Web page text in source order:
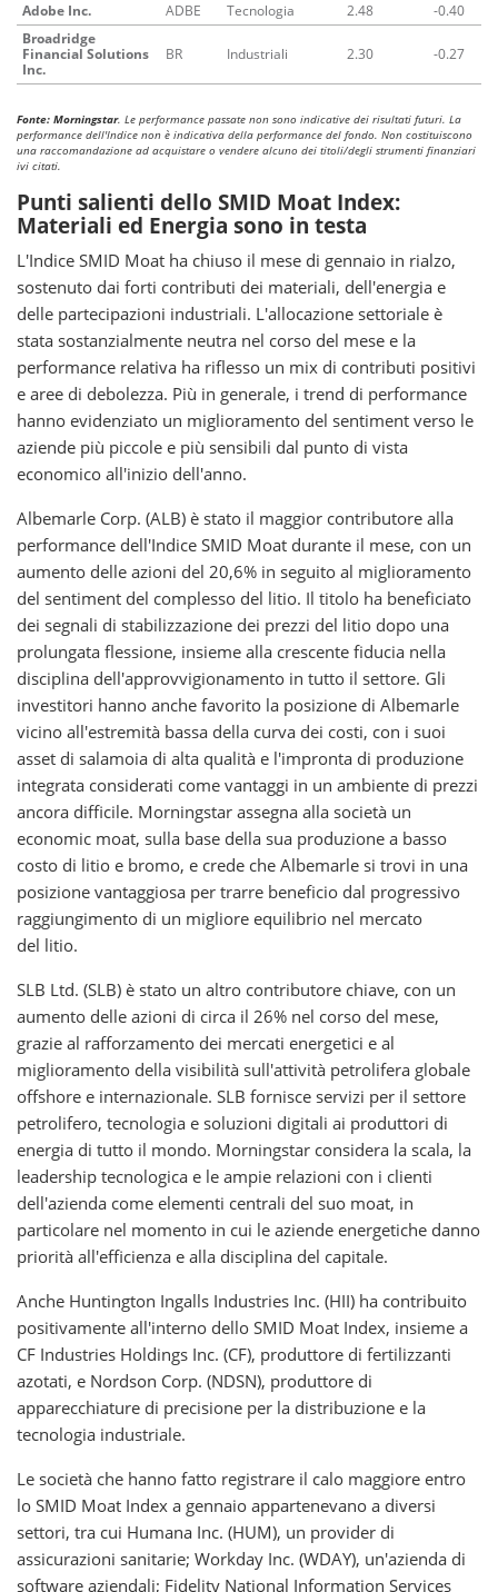
Adobe Inc.
ADBE Tecnologia 2.48
-0.40
Broadridge
Financial Solutions
Inc.
BR Industriali 2.30 -0.27
Fonte: Morningstar. Le performance passate non sono indicative dei risultati futuri. La
performance dell'Indice non è indicativa della performance del fondo. Non costituiscono
una raccomandazione ad acquistare o vendere alcuno dei titoli/degli strumenti finanziari
ivi citati.
Punti salienti dello SMID Moat Index:
Materiali ed Energia sono in testa
L'Indice SMID Moat ha chiuso il mese di gennaio in rialzo,
sostenuto dai forti contributi dei materiali, dell'energia e
delle partecipazioni industriali. L'allocazione settoriale è
stata sostanzialmente neutra nel corso del mese e la
performance relativa ha riflesso un mix di contributi positivi
e aree di debolezza. Più in generale, i trend di performance
hanno evidenziato un miglioramento del sentiment verso le
aziende più piccole e più sensibili dal punto di vista
economico all'inizio dell'anno.
Albemarle Corp. (ALB) è stato il maggior contributore alla
performance dell'Indice SMID Moat durante il mese, con un
aumento delle azioni del 20,6% in seguito al miglioramento
del sentiment del complesso del litio. Il titolo ha beneficiato
dei segnali di stabilizzazione dei prezzi del litio dopo una
prolungata flessione, insieme alla crescente fiducia nella
disciplina dell'approvvigionamento in tutto il settore. Gli
investitori hanno anche favorito la posizione di Albemarle
vicino all'estremità bassa della curva dei costi, con i suoi
asset di salamoia di alta qualità e l'impronta di produzione
integrata considerati come vantaggi in un ambiente di prezzi
ancora difficile. Morningstar assegna alla società un
economic moat, sulla base della sua produzione a basso
costo di litio e bromo, e crede che Albemarle si trovi in una
posizione vantaggiosa per trarre beneficio dal progressivo
raggiungimento di un migliore equilibrio nel mercato
del litio.
SLB Ltd. (SLB) è stato un altro contributore chiave, con un
aumento delle azioni di circa il 26% nel corso del mese,
grazie al rafforzamento dei mercati energetici e al
miglioramento della visibilità sull'attività petrolifera globale
offshore e internazionale. SLB fornisce servizi per il settore
petrolifero, tecnologia e soluzioni digitali ai produttori di
energia di tutto il mondo. Morningstar considera la scala, la
leadership tecnologica e le ampie relazioni con i clienti
dell'azienda come elementi centrali del suo moat, in
particolare nel momento in cui le aziende energetiche danno
priorità all'efficienza e alla disciplina del capitale.
Anche Huntington Ingalls Industries Inc. (HII) ha contribuito
positivamente all'interno dello SMID Moat Index, insieme a
CF Industries Holdings Inc. (CF), produttore di fertilizzanti
azotati, e Nordson Corp. (NDSN), produttore di
apparecchiature di precisione per la distribuzione e la
tecnologia industriale.
Le società che hanno fatto registrare il calo maggiore entro
lo SMID Moat Index a gennaio appartenevano a diversi
settori, tra cui Humana Inc. (HUM), un provider di
assicurazioni sanitarie; Workday Inc. (WDAY), un'azienda di
software aziendali; Fidelity National Information Services